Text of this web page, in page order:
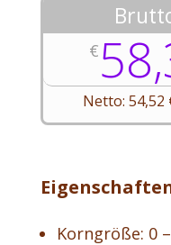
€
Netto: 54,52
Korngröße: 0